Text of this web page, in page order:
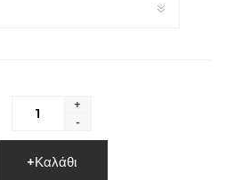
+
-